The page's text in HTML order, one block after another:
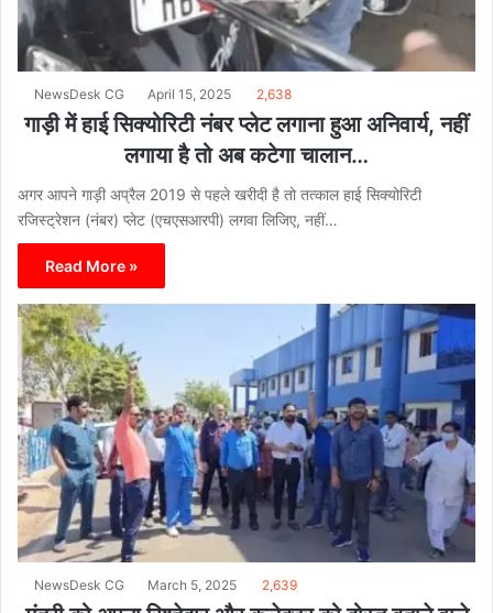
NewsDesk CG April 15, 2025 2,638
गाड़ी में हाई सिक्योरिटी नंबर प्लेट लगाना हुआ अनिवार्य, नहीं
लगाया है तो अब कटेगा चालान…
अगर आपने गाड़ी अप्रैल 2019 से पहले खरीदी है तो तत्काल हाई सिक्योरिटी
रजिस्ट्रेशन (नंबर) प्लेट (एचएसआरपी) लगवा लिजिए, नहीं…
Read More »
NewsDesk CG March 5, 2025 2,639